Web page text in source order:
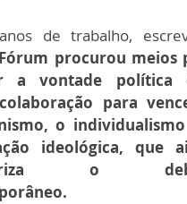
de trabalho,
procurou meios
a vontade política
para
o
ideológica, que
o